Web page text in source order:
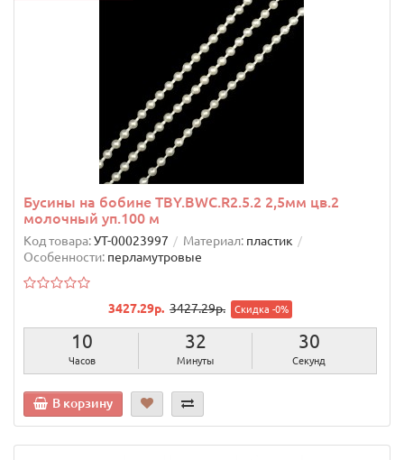
Бусины на бобине TBY.BWC.R2.5.2 2,5мм цв.2
молочный уп.100 м
Код товара:УТ-00023997 Материал: пластик
Особенности: перламутровые
3427.29р. 3427.29р. Скидка -0%
10
Часов
32
Минуты
29
Секунд
В корзину